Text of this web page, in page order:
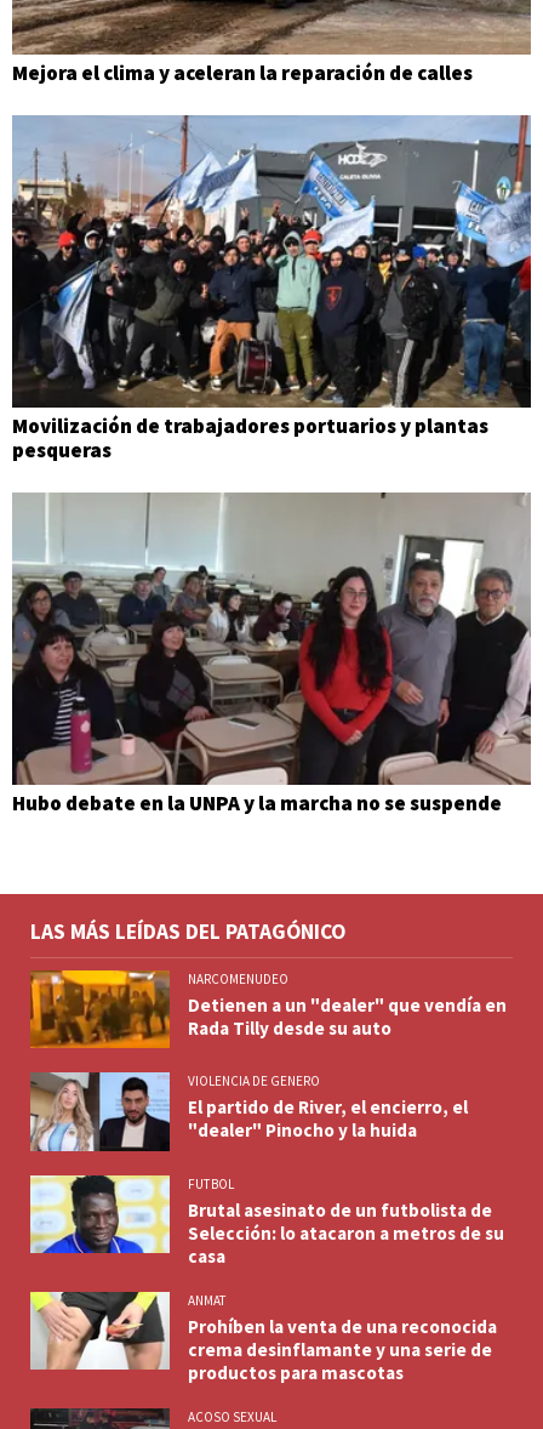
Mejora el clima y aceleran la reparación de calles
Movilización de trabajadores portuarios y plantas
pesqueras
Hubo debate en la UNPA y la marcha no se suspende
LAS MÁS LEÍDAS DEL PATAGÓNICO
NARCOMENUDEO
Detienen a un "dealer" que vendía en
Rada Tilly desde su auto
VIOLENCIA DE GENERO
El partido de River, el encierro, el
"dealer" Pinocho y la huida
FUTBOL
Brutal asesinato de un futbolista de
Selección: lo atacaron a metros de su
casa
ANMAT
Prohíben la venta de una reconocida
crema desinflamante y una serie de
productos para mascotas
ACOSO SEXUAL